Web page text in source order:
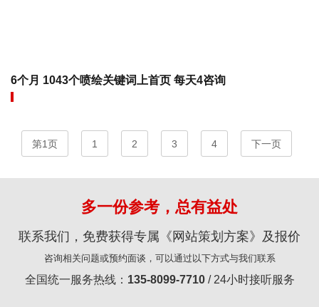
6个月 1043个喷绘关键词上首页 每天4咨询
第1页 1 2 3 4 下一页
多一份参考，总有益处
联系我们，免费获得专属《网站策划方案》及报价
咨询相关问题或预约面谈，可以通过以下方式与我们联系
全国统一服务热线： 135-8099-7710/ 24小时接听服务